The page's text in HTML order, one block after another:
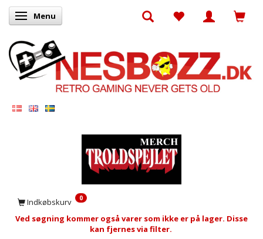
Skifte navigation
Menu
Indkøbskurv 0
Ved søgning kommer også varer som ikke er på lager. Disse
kan fjernes via filter.